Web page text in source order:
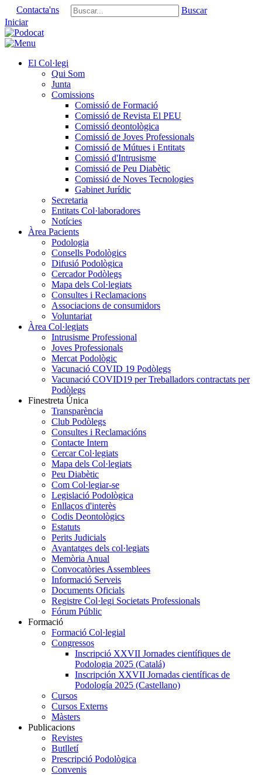
Contacta'ns
Buscar
Iniciar
El Col·legi
Qui Som
Junta
Comissions
Comissió de Formació
Comissió de Revista El PEU
Comissió deontològica
Comissió de Joves Professionals
Comissió de Mútues i Entitats
Comissió d'Intrusisme
Comissió de Peu Diabètic
Comissió de Noves Tecnologies
Gabinet Jurídic
Secretaria
Entitats Col·laboradores
Notícies
Àrea Pacients
Podologia
Consells Podològics
Difusió Podològica
Cercador Podòlegs
Mapa dels Col·legiats
Consultes i Reclamacions
Associacions de consumidors
Voluntariat
Àrea Col·legiats
Intrusisme Professional
Joves Professionals
Mercat Podològic
Vacunació COVID 19 Podòlegs
Vacunació COVID19 per Treballadors contractats per
Podòlegs
Finestreta Única
Transparència
Club Podòlegs
Consultes i Reclamacións
Contacte Intern
Cercar Col·legiats
Mapa dels Col·legiats
Peu Diabètic
Com Col·legiar-se
Legislació Podològica
Enllaços d'interès
Codis Deontològics
Estatuts
Perits Judicials
Avantatges dels col·legiats
Memòria Anual
Convocatòries Assemblees
Informació Serveis
Documents Oficials
Registre Col·legi Societats Professionals
Fórum Públic
Formació
Formació Col·legial
Congressos
Inscripció XXVII Jornades científiques de
Podologia 2025 (Catalá)
Inscripción XXVII Jornadas científicas de
Podología 2025 (Castellano)
Cursos
Cursos Externs
Màsters
Publicacions
Revistes
Butlletí
Prescripció Podològica
Convenis